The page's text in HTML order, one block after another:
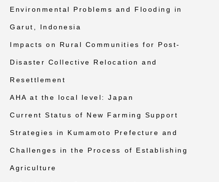
Environmental Problems and Flooding in
Garut, Indonesia
Impacts on Rural Communities for Post-
Disaster Collective Relocation and
Resettlement
AHA at the local level: Japan
Current Status of New Farming Support
Strategies in Kumamoto Prefecture and
Challenges in the Process of Establishing
Agriculture